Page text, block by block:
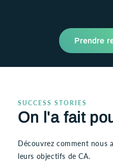
Prendre
SUCCESS STORIES
On l'a fait
Découvrez comment nous
leurs objectifs de CA.